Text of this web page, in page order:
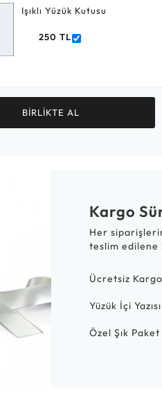
Işıklı Yüzük Kutusu
250 TL
BİRLİKTE AL
Kargo
Her
teslim edilene
Ücretsiz Kargo
Yüzük İçi Yazısı
Özel Şık Paket